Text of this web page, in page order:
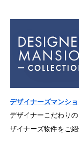
デザイナーズマンシ
デザイナーこだわり
ザイナーズ物件をご紹